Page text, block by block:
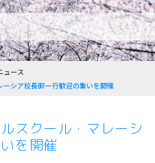
ュース
シア校長御一行歓迎の集いを開催
スクール・マレーシ
を開催